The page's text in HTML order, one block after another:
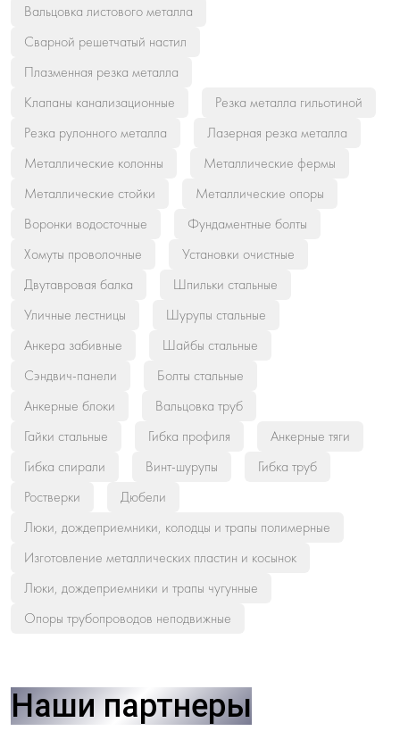
Вальцовка листового металла
Сварной решетчатый настил
Плазменная резка металла
Клапаны канализационные
Резка металла гильотиной
Резка рулонного металла
Лазерная резка металла
Металлические колонны
Металлические фермы
Металлические стойки
Металлические опоры
Воронки водосточные
Фундаментные болты
Хомуты проволочные
Установки очистные
Двутавровая балка
Шпильки стальные
Уличные лестницы
Шурупы стальные
Анкера забивные
Шайбы стальные
Сэндвич-панели
Болты стальные
Анкерные блоки
Вальцовка труб
Гайки стальные
Гибка профиля
Анкерные тяги
Гибка спирали
Винт-шурупы
Гибка труб
Ростверки
Дюбели
Люки, дождеприемники, колодцы и трапы полимерные
Изготовление металлических пластин и косынок
Люки, дождеприемники и трапы чугунные
Опоры трубопроводов неподвижные
Наши партнеры